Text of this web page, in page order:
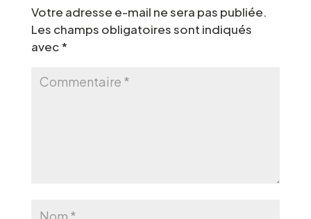
Votre adresse e-mail ne sera pas publiée.
Les champs obligatoires sont indiqués
avec*